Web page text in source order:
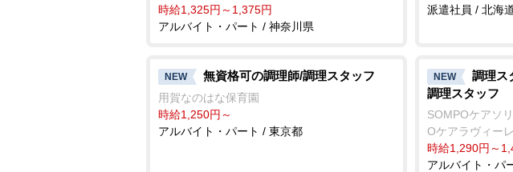
時給1,325円～1,375円
アルバイト・パート / 神奈川県
派遣社員 / 北海
NEW 無資格可の調理師/調理スタッフ
用賀なのはな保育園
時給1,250円～
アルバイト・パート / 東京都
NEW
調理ス
調理スタッフ
SOMPOケアソ
Oケアラヴィー
時給1,290円～
アルバイト・パ